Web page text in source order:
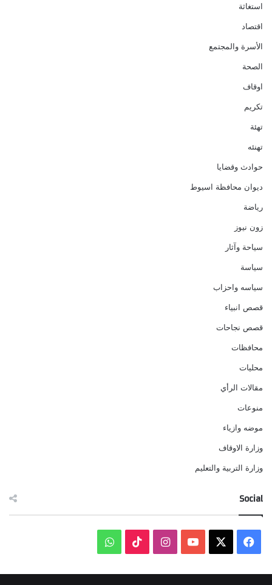
استغاثة
اقتصاد
الأسرة والمجتمع
الصحة
اوقاف
تكريم
تهئة
تهنئه
حوادث وقضايا
ديوان محافظة اسيوط
رياضة
زون نيوز
سياحة وآثار
سياسة
سياسه واحزاب
قصص انبياء
قصص نجاحات
محافظات
محليات
مقالات الرأي
منوعات
موضه وازياء
وزارة الاوقاف
وزارة التربية والتعليم
Social
فيسبوك ‫YouTubeانستقرام‫TikTokواتساب